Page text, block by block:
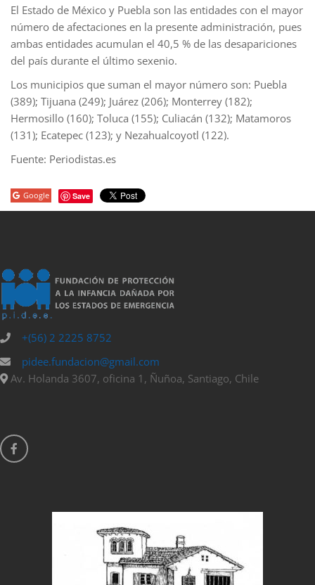
El Estado de México y Puebla son las entidades con el mayor
número de afectaciones en la presente administración, pues
ambas entidades acumulan el 40,5 % de las desapariciones
del país durante el último sexenio.
Los municipios que suman el mayor número son: Puebla
(389); Tijuana (249); Juárez (206); Monterrey (182);
Hermosillo (160); Toluca (155); Culiacán (132); Matamoros
(131); Ecatepec (123); y Nezahualcoyotl (122).
Fuente: Periodistas.es
Google Save
+(56) 2 2225 8752
pidee.fundacion@gmail.com
Av. Holanda 3607, oficina 1, Ñuñoa, Santiago, Chile